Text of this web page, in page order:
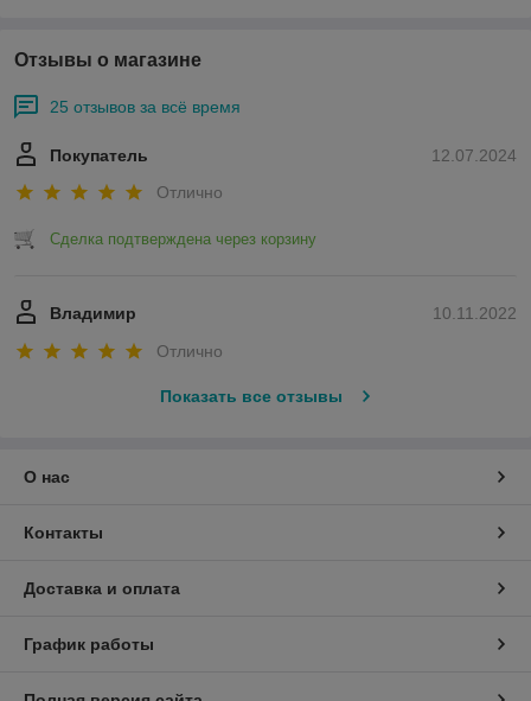
Отзывы о магазине
25 отзывов за всё время
12.07.2024
Покупатель
Отлично
Сделка подтверждена через корзину
10.11.2022
Владимир
Отлично
Показать все отзывы
О нас
Контакты
Доставка и оплата
График работы